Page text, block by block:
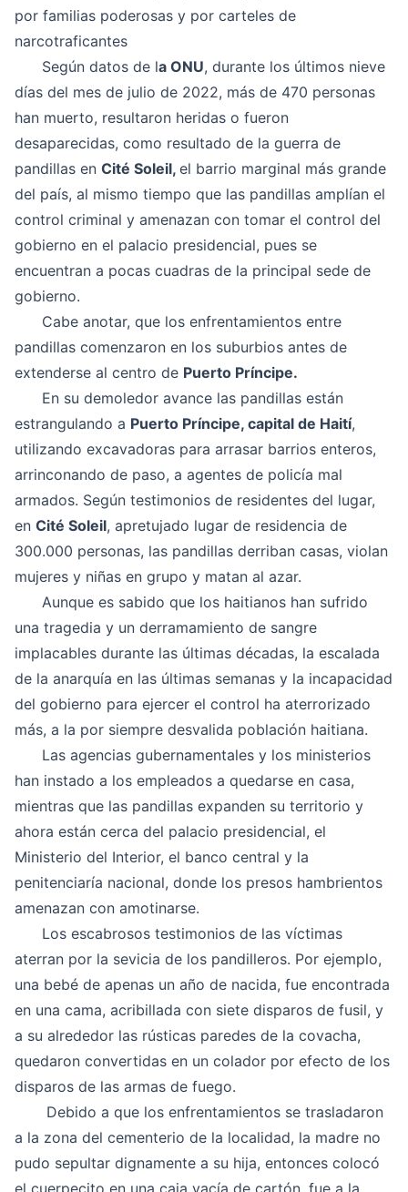
por familias poderosas y por carteles de
narcotraficantes
Según datos de la ONU, durante los últimos nieve
días del mes de julio de 2022, más de 470 personas
han muerto, resultaron heridas o fueron
desaparecidas, como resultado de la guerra de
pandillas en Cité Soleil, el barrio marginal más grande
del país, al mismo tiempo que las pandillas amplían el
control criminal y amenazan con tomar el control del
gobierno en el palacio presidencial, pues se
encuentran a pocas cuadras de la principal sede de
gobierno.
Cabe anotar, que los enfrentamientos entre
pandillas comenzaron en los suburbios antes de
extenderse al centro de Puerto Príncipe.
En su demoledor avance las pandillas están
estrangulando a Puerto Príncipe, capital de Haití,
utilizando excavadoras para arrasar barrios enteros,
arrinconando de paso, a agentes de policía mal
armados. Según testimonios de residentes del lugar,
en Cité Soleil, apretujado lugar de residencia de
300.000 personas, las pandillas derriban casas, violan
mujeres y niñas en grupo y matan al azar.
Aunque es sabido que los haitianos han sufrido
una tragedia y un derramamiento de sangre
implacables durante las últimas décadas, la escalada
de la anarquía en las últimas semanas y la incapacidad
del gobierno para ejercer el control ha aterrorizado
más, a la por siempre desvalida población haitiana.
Las agencias gubernamentales y los ministerios
han instado a los empleados a quedarse en casa,
mientras que las pandillas expanden su territorio y
ahora están cerca del palacio presidencial, el
Ministerio del Interior, el banco central y la
penitenciaría nacional, donde los presos hambrientos
amenazan con amotinarse.
Los escabrosos testimonios de las víctimas
aterran por la sevicia de los pandilleros. Por ejemplo,
una bebé de apenas un año de nacida, fue encontrada
en una cama, acribillada con siete disparos de fusil, y
a su alrededor las rústicas paredes de la covacha,
quedaron convertidas en un colador por efecto de los
disparos de las armas de fuego.
Debido a que los enfrentamientos se trasladaron
a la zona del cementerio de la localidad, la madre no
pudo sepultar dignamente a su hija, entonces colocó
el cuerpecito en una caja vacía de cartón, fue a la